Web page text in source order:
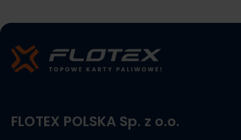
FLOTEX POLSKA Sp. z o.o.